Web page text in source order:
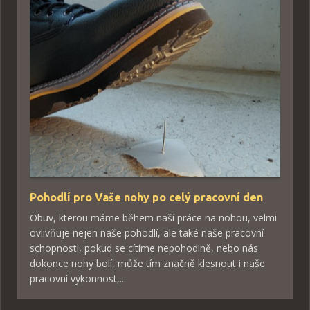
Pohodlí pro Vaše nohy po celý pracovní den
Obuv, kterou máme během naší práce na nohou, velmi
ovlivňuje nejen naše pohodlí, ale také naše pracovní
schopnosti, pokud se cítíme nepohodlně, nebo nás
dokonce nohy bolí, může tím značně klesnout i naše
pracovní výkonnost,...